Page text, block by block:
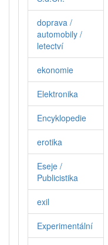
doprava /
automobily /
letectví
ekonomie
Elektronika
Encyklopedie
erotika
Eseje /
Publicistika
exil
Experimentální